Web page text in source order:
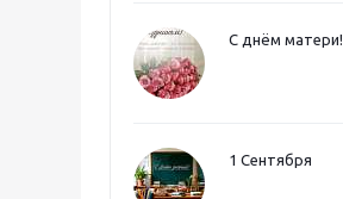
С днём матери!
1 Сентября